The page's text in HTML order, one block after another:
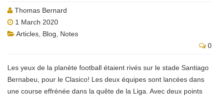
Thomas Bernard
1 March 2020
Articles Blog
Notes
0
Les yeux de la planète football étaient rivés sur le stade Santiago
Bernabeu, pour le Clasico! Les deux équipes sont lancées dans
une course effrénée dans la quête de la Liga. Avec deux points